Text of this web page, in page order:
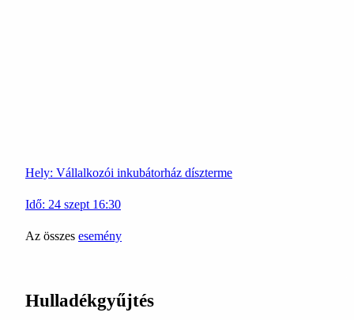
Hely: Vállalkozói inkubátorház díszterme
Idő: 24 szept 16:30
Az összes esemény
Hulladékgyűjtés